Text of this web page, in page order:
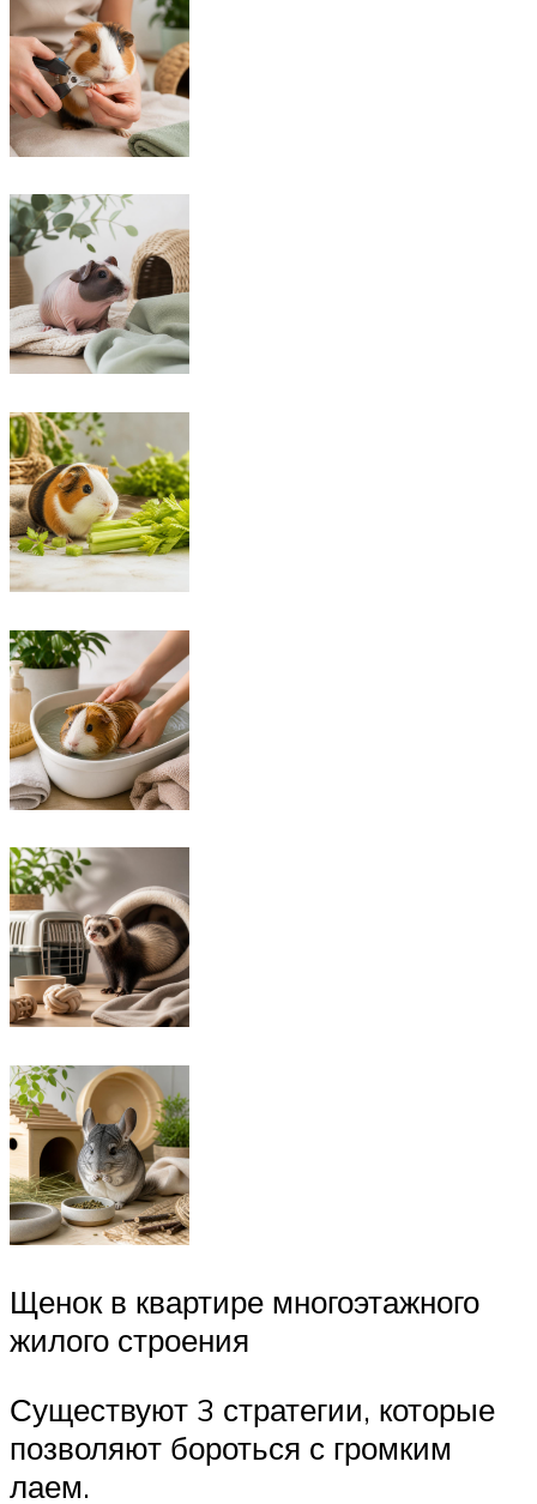
Щенок в квартире многоэтажного
жилого строения
Существуют 3 стратегии, которые
позволяют бороться с громким
лаем.